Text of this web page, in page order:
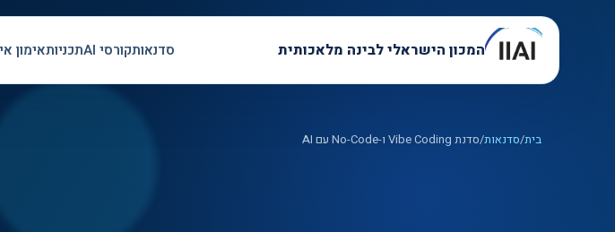
המכון הישראלי לבינה מלאכותית סדנאותקורסי AI תכניותאימון
בית/סדנאות/סדנת Vibe Coding ו-No-Code עם AI